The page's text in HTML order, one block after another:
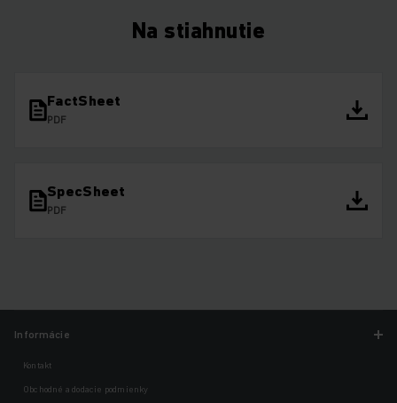
Na stiahnutie
FactSheet
PDF
SpecSheet
PDF
Informácie
Kontakt
Obchodné a dodacie podmienky